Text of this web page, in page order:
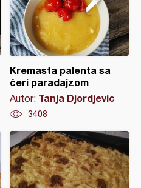
Kremasta palenta sa
čeri paradajzom
Autor: Tanja Djordjevic
3408